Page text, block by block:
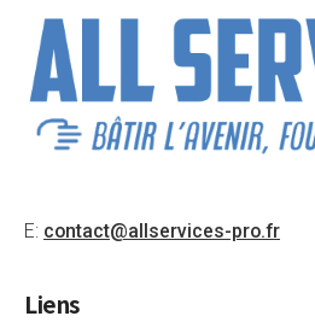
E: contact@allservices-pro.fr
Liens